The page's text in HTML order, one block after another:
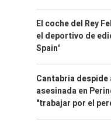
El coche del Rey
el deportivo de
Spain'
Cantabria despide
asesinada en
"trabajar por el